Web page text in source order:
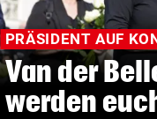
PRÄSIDENT AUF
Van der
werden